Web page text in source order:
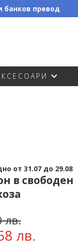
банков превод
от 31.07 до 29.08
в свободен
лв.
лв.